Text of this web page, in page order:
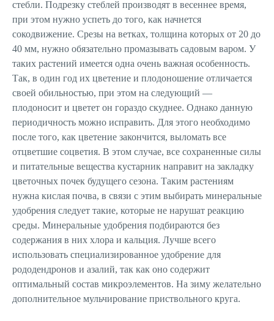
стебли. Подрезку стеблей производят в весеннее время,
при этом нужно успеть до того, как начнется
сокодвижение. Срезы на ветках, толщина которых от 20 до
40 мм, нужно обязательно промазывать садовым варом. У
таких растений имеется одна очень важная особенность.
Так, в один год их цветение и плодоношение отличается
своей обильностью, при этом на следующий ―
плодоносит и цветет он гораздо скуднее. Однако данную
периодичность можно исправить. Для этого необходимо
после того, как цветение закончится, выломать все
отцветшие соцветия. В этом случае, все сохраненные силы
и питательные вещества кустарник направит на закладку
цветочных почек будущего сезона. Таким растениям
нужна кислая почва, в связи с этим выбирать минеральные
удобрения следует такие, которые не нарушат реакцию
среды. Минеральные удобрения подбираются без
содержания в них хлора и кальция. Лучше всего
использовать специализированное удобрение для
рододендронов и азалий, так как оно содержит
оптимальный состав микроэлементов. На зиму желательно
дополнительное мульчирование приствольного круга.